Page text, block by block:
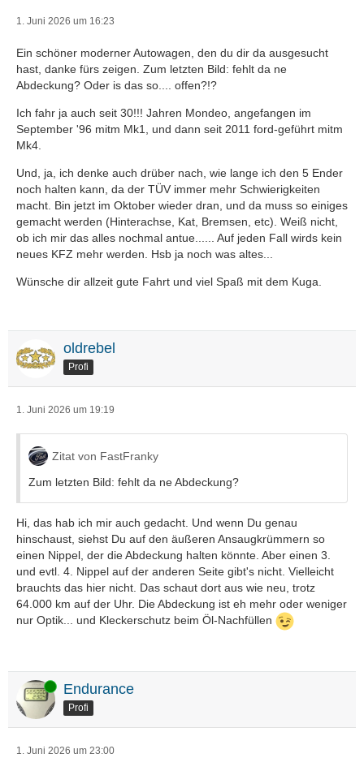
1. Juni 2026 um 16:23
Ein schöner moderner Autowagen, den du dir da ausgesucht
hast, danke fürs zeigen. Zum letzten Bild: fehlt da ne
Abdeckung? Oder is das so.... offen?!?
Ich fahr ja auch seit 30!!! Jahren Mondeo, angefangen im
September '96 mitm Mk1, und dann seit 2011 ford-geführt mitm
Mk4.
Und, ja, ich denke auch drüber nach, wie lange ich den 5 Ender
noch halten kann, da der TÜV immer mehr Schwierigkeiten
macht. Bin jetzt im Oktober wieder dran, und da muss so einiges
gemacht werden (Hinterachse, Kat, Bremsen, etc). Weiß nicht,
ob ich mir das alles nochmal antue...... Auf jeden Fall wirds kein
neues KFZ mehr werden. Hsb ja noch was altes...
Wünsche dir allzeit gute Fahrt und viel Spaß mit dem Kuga.
oldrebel
Profi
1. Juni 2026 um 19:19
Zitat von FastFranky
Zum letzten Bild: fehlt da ne Abdeckung?
Hi, das hab ich mir auch gedacht. Und wenn Du genau
hinschaust, siehst Du auf den äußeren Ansaugkrümmern so
einen Nippel, der die Abdeckung halten könnte. Aber einen 3.
und evtl. 4. Nippel auf der anderen Seite gibt's nicht. Vielleicht
brauchts das hier nicht. Das schaut dort aus wie neu, trotz
64.000 km auf der Uhr. Die Abdeckung ist eh mehr oder weniger
nur Optik... und Kleckerschutz beim Öl-Nachfüllen
Online Endurance
Profi
1. Juni 2026 um 23:00